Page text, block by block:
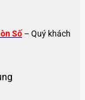
Số – Quý khách